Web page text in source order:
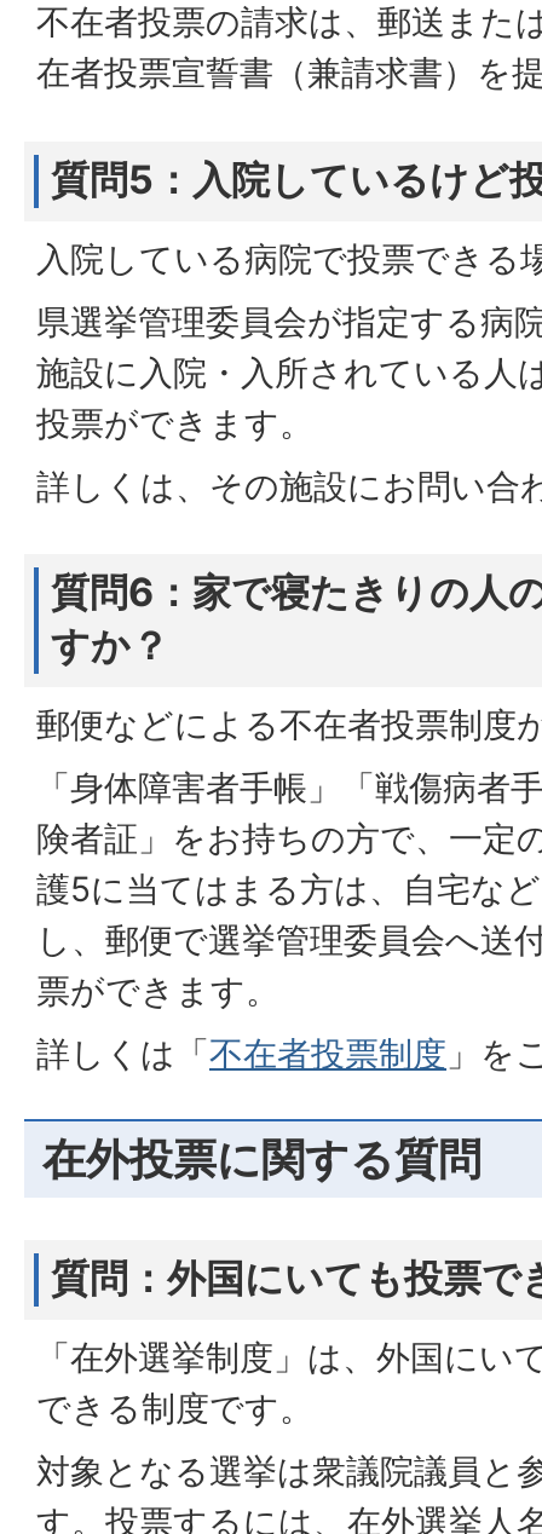
不在者投票の請求は、郵送また
在者投票宣誓書（兼請求書）を
質問5：入院しているけど
入院している病院で投票できる
県選挙管理委員会が指定する病
施設に入院・入所されている人
投票ができます。
詳しくは、その施設にお問い合
質問6：家で寝たきりの人
すか？
郵便などによる不在者投票制度
「身体障害者手帳」「戦傷病者
険者証」をお持ちの方で、一定
護5に当てはまる方は、自宅な
し、郵便で選挙管理委員会へ送
票ができます。
詳しくは「不在者投票制度 」を
在外投票に関する質問
質問：外国にいても投票で
「在外選挙制度」は、外国にい
できる制度です。
対象となる選挙は衆議院議員と
す。投票するには、在外選挙人